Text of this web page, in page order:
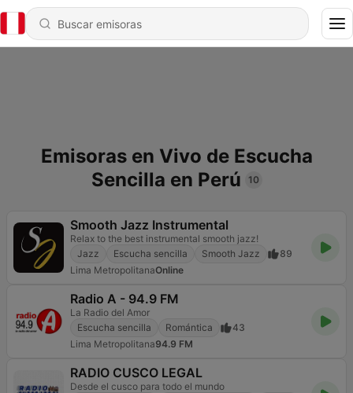
Emisoras en Vivo de Escucha
Sencilla en Perú
10
Smooth Jazz Instrumental
Relax to the best instrumental smooth jazz!
Jazz
Escucha sencilla Smooth Jazz
89
Lima MetropolitanaOnline
Radio A - 94.9 FM
La Radio del Amor
Escucha sencilla
Romántica
43
Lima Metropolitana94.9 FM
RADIO CUSCO LEGAL
Desde el cusco para todo el mundo